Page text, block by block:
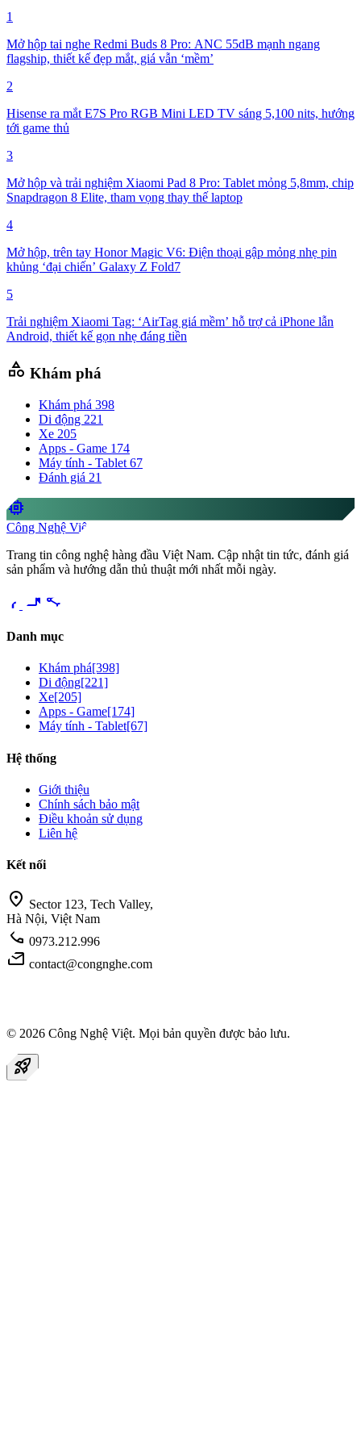
1
Mở hộp tai nghe Redmi Buds 8 Pro: ANC 55dB mạnh ngang
flagship, thiết kế đẹp mắt, giá vẫn ‘mềm’
2
Hisense ra mắt E7S Pro RGB Mini LED TV sáng 5,100 nits, hướng
tới game thủ
3
Mở hộp và trải nghiệm Xiaomi Pad 8 Pro: Tablet mỏng 5,8mm, chip
Snapdragon 8 Elite, tham vọng thay thế laptop
4
Mở hộp, trên tay Honor Magic V6: Điện thoại gập mỏng nhẹ pin
khủng ‘đại chiến’ Galaxy Z Fold7
5
Trải nghiệm Xiaomi Tag: ‘AirTag giá mềm’ hỗ trợ cả iPhone lẫn
Android, thiết kế gọn nhẹ đáng tiền
category Khám phá
Khám phá 398
Di động 221
Xe 205
Apps - Game 174
Máy tính - Tablet 67
Đánh giá 21
memory
Công Nghệ Việt
Trang tin công nghệ hàng đầu Việt Nam. Cập nhật tin tức, đánh giá
sản phẩm và hướng dẫn thủ thuật mới nhất mỗi ngày.
videocam share
Danh mục
Khám phá[398]
Di động[221]
Xe[205]
Apps - Game[174]
Máy tính - Tablet[67]
Hệ thống
Giới thiệu
Chính sách bảo mật
Điều khoản sử dụng
Liên hệ
Kết nối
location_on Sector 123, Tech Valley,
Hà Nội, Việt Nam
call 0973.212.996
mail contact@congnghe.com
© 2026 Công Nghệ Việt. Mọi bản quyền được bảo lưu.
rocket_launch